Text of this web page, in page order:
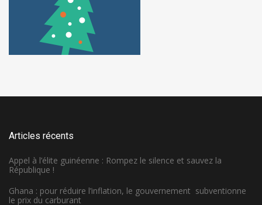
Articles récents
Appel à l’élite guinéenne : Rompez le silence et sauvez la
République !
Ghana : pour réduire l’inflation, le gouvernement subventionne
le prix du carburant